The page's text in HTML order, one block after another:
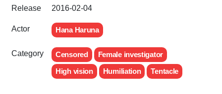
Release 2016-02-04
Actor Hana Haruna
Category Censored
Female investigator
High vision
Humiliation Tentacle